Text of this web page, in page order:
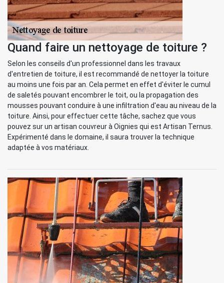
Quand faire un nettoyage de toiture ?
Selon les conseils d'un professionnel dans les travaux
d'entretien de toiture, il est recommandé de nettoyer la toiture
au moins une fois par an. Cela permet en effet d'éviter le cumul
de saletés pouvant encombrer le toit, ou la propagation des
mousses pouvant conduire à une infiltration d'eau au niveau de la
toiture. Ainsi, pour effectuer cette tâche, sachez que vous
pouvez sur un artisan couvreur à Oignies qui est Artisan Ternus.
Expérimenté dans le domaine, il saura trouver la technique
adaptée à vos matériaux.